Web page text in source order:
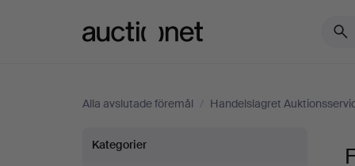
Alla avslutade föremål / Handelslagret
Fåtöljer
Kategorier